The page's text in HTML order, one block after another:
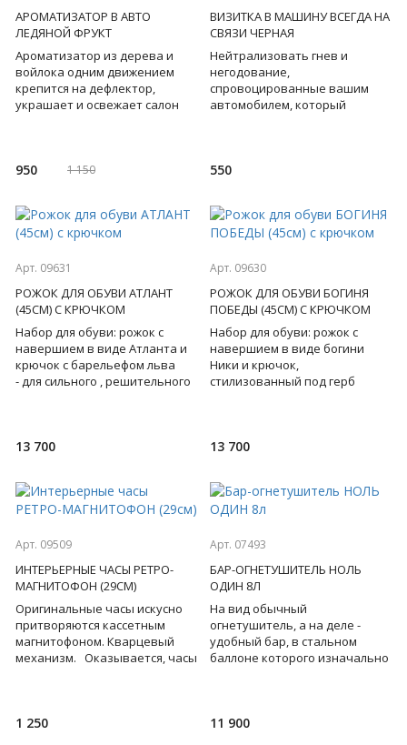
АРОМАТИЗАТОР В АВТО
ЛЕДЯНОЙ ФРУКТ
Ароматизатор из дерева и
войлока одним движением
крепится на дефлектор,
украшает и освежает салон
950 1 150
ВИЗИТКА В МАШИНУ ВСЕГДА НА
СВЯЗИ ЧЕРНАЯ
Нейтрализовать гнев и
негодование,
спровоцированные вашим
автомобилем, который
550
Арт. 09631
РОЖОК ДЛЯ ОБУВИ АТЛАНТ
(45СМ) С КРЮЧКОМ
Набор для обуви: рожок с
навершием в виде Атланта и
крючок с барельефом льва
- для сильного , решительного
13 700
Арт. 09630
РОЖОК ДЛЯ ОБУВИ БОГИНЯ
ПОБЕДЫ (45СМ) С КРЮЧКОМ
Набор для обуви: рожок с
навершием в виде богини
Ники и крючок,
стилизованный под герб
13 700
Арт. 09509
ИНТЕРЬЕРНЫЕ ЧАСЫ РЕТРО-
МАГНИТОФОН (29СМ)
Оригинальные часы искусно
притворяются кассетным
магнитофоном. Кварцевый
механизм. Оказывается, часы
1 250
Арт. 07493
БАР-ОГНЕТУШИТЕЛЬ НОЛЬ
ОДИН 8Л
На вид обычный
огнетушитель, а на деле -
удобный бар, в стальном
баллоне которого изначально
11 900